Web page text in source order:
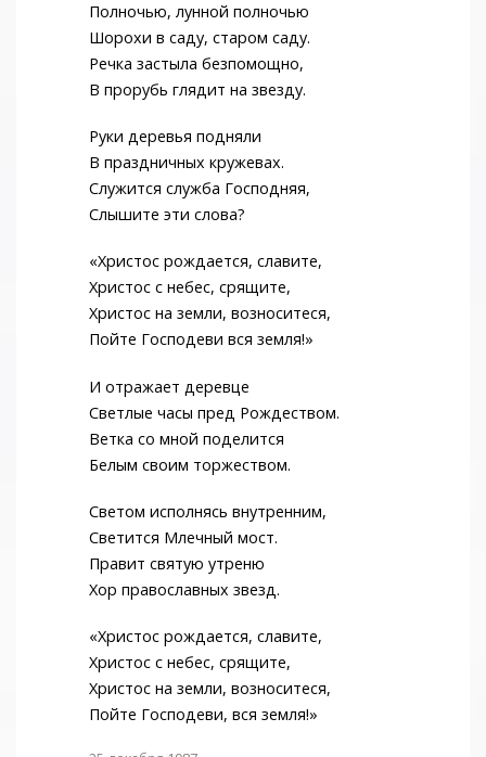
Полночью, лунной полночью
Шорохи в саду, старом саду.
Речка застыла безпомощно,
В прорубь глядит на звезду.
Руки деревья подняли
В праздничных кружевах.
Служится служба Господняя,
Слышите эти слова?
«Христос рождается, славите,
Христос с небес, срящите,
Христос на земли, возноситеся,
Пойте Господеви вся земля!»
И отражает деревце
Светлые часы пред Рождеством.
Ветка со мной поделится
Белым своим торжеством.
Светом исполнясь внутренним,
Светится Млечный мост.
Правит святую утреню
Хор православных звезд.
«Христос рождается, славите,
Христос с небес, срящите,
Христос на земли, возноситеся,
Пойте Господеви, вся земля!»